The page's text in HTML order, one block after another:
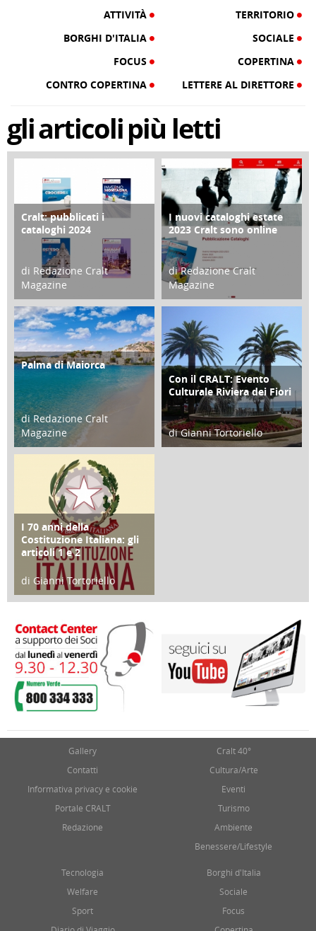
ATTIVITÀ
TERRITORIO
BORGHI D'ITALIA
SOCIALE
FOCUS
COPERTINA
CONTRO COPERTINA
LETTERE AL DIRETTORE
gliarticolipiù letti
COPERTINA
Cralt: pubblicati i
cataloghi 2024
di Redazione Cralt
Magazine
21 Novembre 2023
CONTRO COPERTINA
I nuovi cataloghi estate
2023 Cralt sono online
di Redazione Cralt
Magazine
07 Marzo 2023
ATTIVITÀ
Palma di Maiorca
di Redazione Cralt
Magazine
25 Giugno 2016
ATTIVITÀ
Con il CRALT: Evento
Culturale Riviera dei Fiori
di Gianni Tortoriello
FOCUS
I 70 anni della
Costituzione Italiana: gli
articoli 1 e 2
di Gianni Tortoriello
17 Marzo 2018
Gallery
Contatti
Informativa privacy e cookie
Portale CRALT
Redazione
Cralt 40°
Cultura/Arte
Eventi
Turismo
Ambiente
Benessere/Lifestyle
Tecnologia
Welfare
Sport
Borghi d'Italia
Sociale
Focus